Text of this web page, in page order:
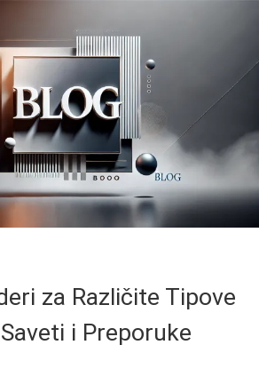
za Različite Tipove
i Preporuke